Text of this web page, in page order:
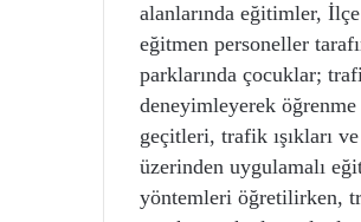
alanlarında eğitimler,
eğitmen personeller
parklarında çocuklar;
deneyimleyerek
geçitleri, trafik ışıkları
üzerinden uygulamalı
yöntemleri öğretilirken,